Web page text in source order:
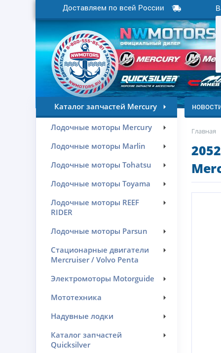
Доставляем по всей России
Каталог запчастей Mercury
Лодочные моторы Mercury
Лодочные моторы Marlin
Лодочные моторы Tohatsu
Лодочные моторы Toyama
Лодочные моторы REEF
RIDER
Лодочные моторы Parsun
Стационарные двигатели
Mercruiser / Volvo Penta
Электромоторы Motorguide
Мототехника
Надувные лодки
Каталог запчастей
Quicksilver
Главная